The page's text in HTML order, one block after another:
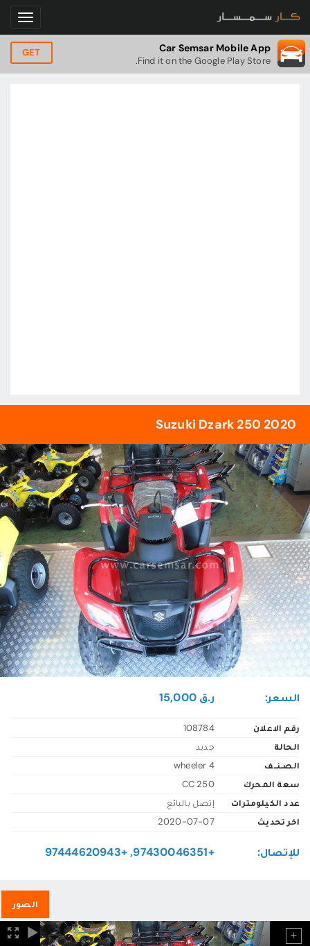
Car Semsar Mobile App
Find it on the Google Play Store.
GET
2020 Suzuki Dzark 250
السعر: ر.ق 15,000
رقم الاعلان
108784
الحالة
جديد
الصـنــف
4 wheeler
سعة المحرك
250 CC
عدد الكيلومترات
إتصل بالبائع
اخر تحديث
2020-07-07
للإتصال: +97430046351, +97444620943
الصور